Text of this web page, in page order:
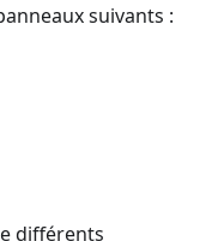
suivants :
différents